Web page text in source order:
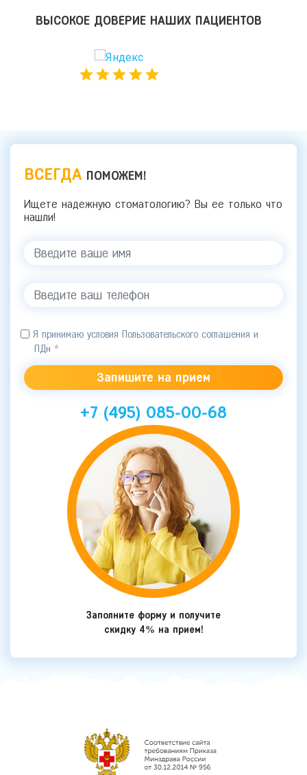
ВЫСОКОЕ ДОВЕРИЕ НАШИХ ПАЦИЕНТОВ
ВСЕГДА ПОМОЖЕМ!
Ищете надежную стоматологию? Вы ее только что
нашли!
Я принимаю условия Пользовательского соглашения и
ПДн *
+7 (495) 085-00-68
Заполните форму и получите
скидку 4% на прием!